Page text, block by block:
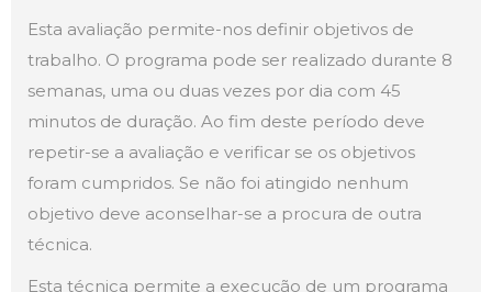
Esta avaliação permite-nos definir objetivos de
trabalho. O programa pode ser realizado durante 8
semanas, uma ou duas vezes por dia com 45
minutos de duração. Ao fim deste período deve
repetir-se a avaliação e verificar se os objetivos
foram cumpridos. Se não foi atingido nenhum
objetivo deve aconselhar-se a procura de outra
técnica.
Esta técnica permite a execução de um programa